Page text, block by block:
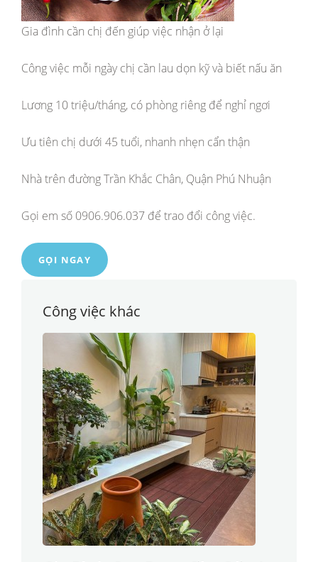
Gia đình cần chị đến giúp việc nhận ở lại
Công việc mỗi ngày chị cần lau dọn kỹ và biết nấu ăn
Lương 10 triệu/tháng, có phòng riêng để nghỉ ngơi
Ưu tiên chị dưới 45 tuổi, nhanh nhẹn cẩn thận
Nhà trên đường Trần Khắc Chân, Quận Phú Nhuận
Gọi em số 0906.906.037 để trao đổi công việc.
GỌI NGAY
Công việc khác